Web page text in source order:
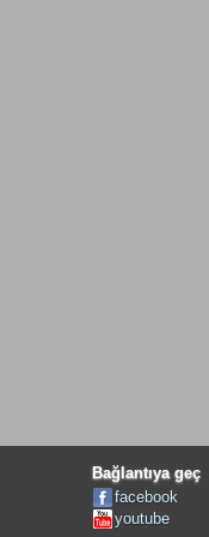
Bağlantıya geç
facebook
youtube